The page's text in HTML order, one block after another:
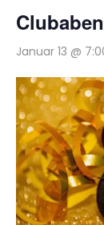
Januar 13 @